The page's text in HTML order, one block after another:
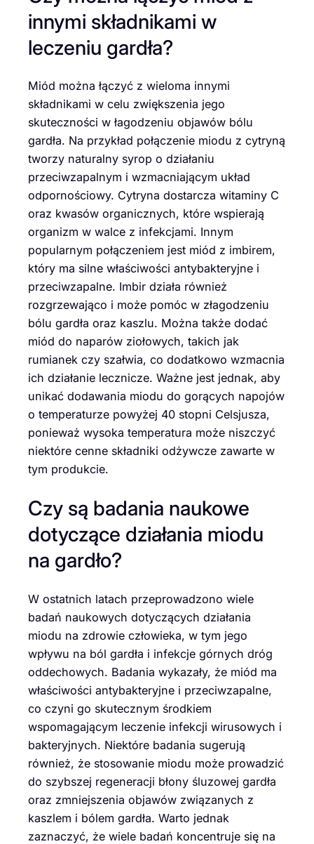
innymi składnikami w
leczeniu gardła?
Miód można łączyć z wieloma innymi
składnikami w celu zwiększenia jego
skuteczności w łagodzeniu objawów bólu
gardła. Na przykład połączenie miodu z cytryną
tworzy naturalny syrop o działaniu
przeciwzapalnym i wzmacniającym układ
odpornościowy. Cytryna dostarcza witaminy C
oraz kwasów organicznych, które wspierają
organizm w walce z infekcjami. Innym
popularnym połączeniem jest miód z imbirem,
który ma silne właściwości antybakteryjne i
przeciwzapalne. Imbir działa również
rozgrzewająco i może pomóc w złagodzeniu
bólu gardła oraz kaszlu. Można także dodać
miód do naparów ziołowych, takich jak
rumianek czy szałwia, co dodatkowo wzmacnia
ich działanie lecznicze. Ważne jest jednak, aby
unikać dodawania miodu do gorących napojów
o temperaturze powyżej 40 stopni Celsjusza,
ponieważ wysoka temperatura może niszczyć
niektóre cenne składniki odżywcze zawarte w
tym produkcie.
Czy są badania naukowe
dotyczące działania miodu
na gardło?
W ostatnich latach przeprowadzono wiele
badań naukowych dotyczących działania
miodu na zdrowie człowieka, w tym jego
wpływu na ból gardła i infekcje górnych dróg
oddechowych. Badania wykazały, że miód ma
właściwości antybakteryjne i przeciwzapalne,
co czyni go skutecznym środkiem
wspomagającym leczenie infekcji wirusowych i
bakteryjnych. Niektóre badania sugerują
również, że stosowanie miodu może prowadzić
do szybszej regeneracji błony śluzowej gardła
oraz zmniejszenia objawów związanych z
kaszlem i bólem gardła. Warto jednak
zaznaczyć, że wiele badań koncentruje się na